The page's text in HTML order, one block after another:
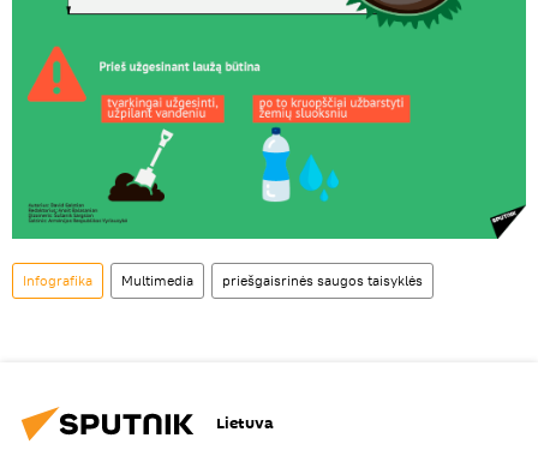
Infografika Multimedia priešgaisrinės saugos taisyklės
Lietuva